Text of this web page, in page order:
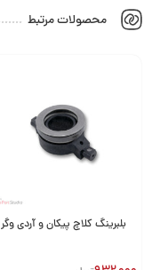
محصولات مرتبط
بلبرینگ کلاچ پیکان و آردی وگر